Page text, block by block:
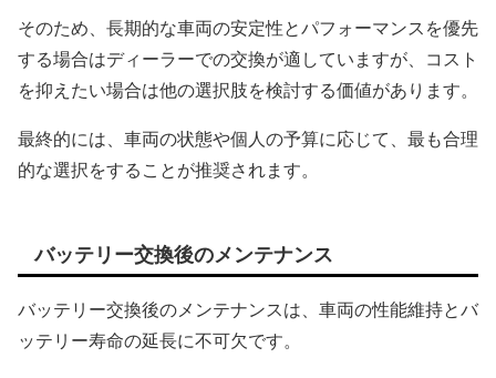
そのため、長期的な車両の安定性とパフォーマンスを優先
する場合はディーラーでの交換が適していますが、コスト
を抑えたい場合は他の選択肢を検討する価値があります。
最終的には、車両の状態や個人の予算に応じて、最も合理
的な選択をすることが推奨されます。
バッテリー交換後のメンテナンス
バッテリー交換後のメンテナンスは、車両の性能維持とバ
ッテリー寿命の延長に不可欠です。